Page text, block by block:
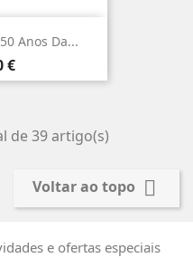
Anos Da...
€
de 39 artigo(s)
Voltar ao topo 
e ofertas especiais